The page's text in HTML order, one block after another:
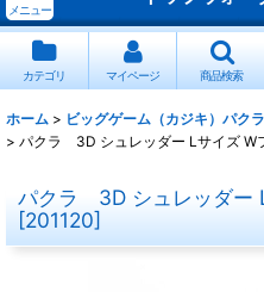
メニュー
カテゴリ マイページ 商品検索
ホーム > ビッグゲーム（カジキ）パク
> パクラ 3D シュレッダー Lサイズ W
パクラ 3D シュレッダー
[201120]